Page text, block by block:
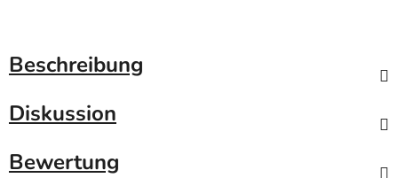
Beschreibung
Diskussion
Bewertung